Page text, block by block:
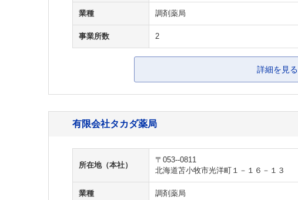
業種 調剤薬局
事業所数 2
詳細を見る
有限会社タカダ薬局
所在地（本社）
〒053--0811
北海道苫小牧市光洋町１－１６－１３
業種 調剤薬局